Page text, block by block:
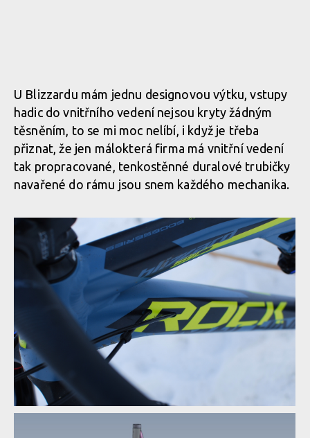
Rock Machine BLIZZARD 90-27 - zadní oko tlumiče je uchyceno
ve speciální vidličce
Rock Machine BLIZZARD 90-27 - zadní oko tlumiče je uchyceno
ve speciální vidličce
U Blizzardu mám jednu designovou výtku, vstupy
hadic do vnitřního vedení nejsou kryty žádným
těsněním, to se mi moc nelíbí, i když je třeba
přiznat, že jen málokterá firma má vnitřní vedení
tak propracované, tenkostěnné duralové trubičky
navařené do rámu jsou snem každého mechanika.